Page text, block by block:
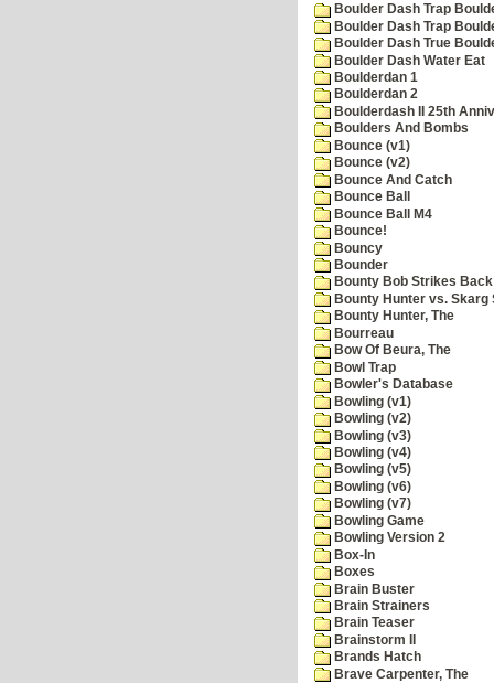
Boulder Dash Trap
Boulder Dash Trap
Boulder Dash True
Boulder Dash Water Eat
Boulderdan 1
Boulderdan 2
Boulderdash II 25th
Boulders And Bombs
Bounce (v1)
Bounce (v2)
Bounce And Catch
Bounce Ball
Bounce Ball M4
Bounce!
Bouncy
Bounder
Bounty Bob Strikes
Bounty Hunter vs. Skarg
Bounty Hunter, The
Bourreau
Bow Of Beura, The
Bowl Trap
Bowler's Database
Bowling (v1)
Bowling (v2)
Bowling (v3)
Bowling (v4)
Bowling (v5)
Bowling (v6)
Bowling (v7)
Bowling Game
Bowling Version 2
Box-In
Boxes
Brain Buster
Brain Strainers
Brain Teaser
Brainstorm II
Brands Hatch
Brave Carpenter, The